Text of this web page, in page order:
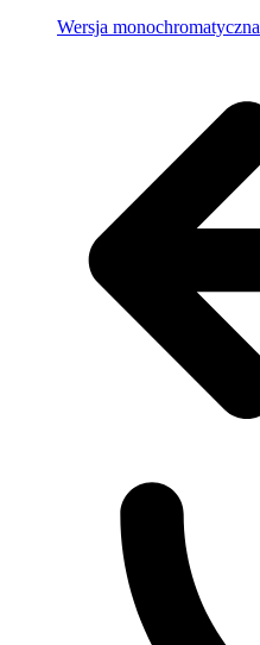
Wersja monochromatyczna